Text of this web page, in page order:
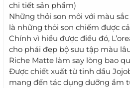
chi tiết sản phẩm)
Những thỏi son môi với màu
là những thỏi son chiếm được
Chính vì hiểu được điều đó,
cho phái đẹp bộ sưu tập màu
Riche Matte làm say lòng bao
Được chiết xuất từ tinh dầu
mang đến tác dụng dưỡng ẩm